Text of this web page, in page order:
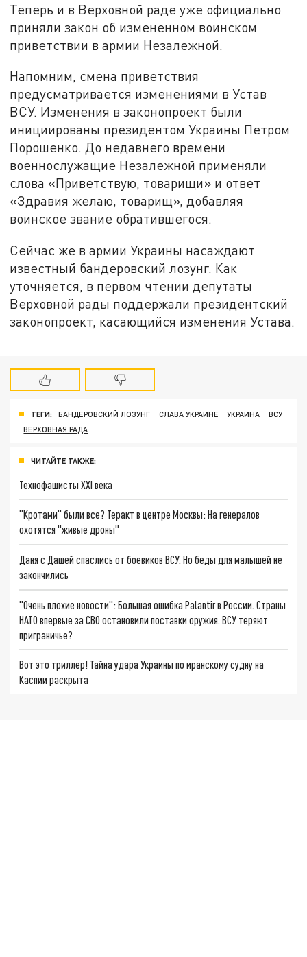
Теперь и в Верховной раде уже официально
приняли закон об измененном воинском
приветствии в армии Незалежной.
Напомним, смена приветствия
предусматривается изменениями в Устав
ВСУ. Изменения в законопроект были
инициированы президентом Украины Петром
Порошенко. До недавнего времени
военнослужащие Незалежной применяли
слова «Приветствую, товарищи» и ответ
«Здравия желаю, товарищ», добавляя
воинское звание обратившегося.
Сейчас же в армии Украины насаждают
известный бандеровский лозунг. Как
уточняется, в первом чтении депутаты
Верховной рады поддержали президентский
законопроект, касающийся изменения Устава.
ТЕГИ: БАНДЕРОВСКИЙ ЛОЗУНГ СЛАВА УКРАИНЕ УКРАИНА
ВСУ
ВЕРХОВНАЯ РАДА
ЧИТАЙТЕ ТАКЖЕ:
Технофашисты XXI века
"Кротами" были все? Теракт в центре Москвы: На генералов
охотятся "живые дроны"
Даня с Дашей спаслись от боевиков ВСУ. Но беды для малышей не
закончились
"Очень плохие новости": Большая ошибка Palantir в России. Страны
НАТО впервые за СВО остановили поставки оружия. ВСУ теряют
приграничье?
Вот это триллер! Тайна удара Украины по иранскому судну на
Каспии раскрыта